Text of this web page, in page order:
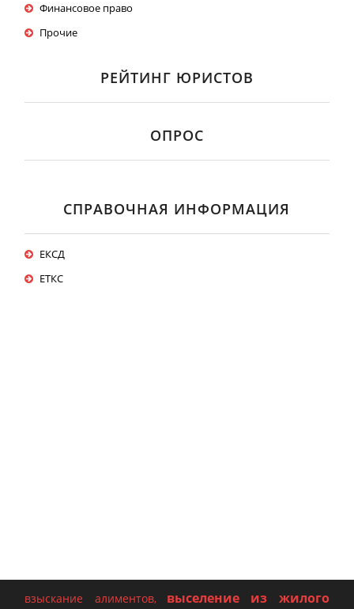
Финансовое право
Прочие
РЕЙТИНГ ЮРИСТОВ
ОПРОС
СПРАВОЧНАЯ ИНФОРМАЦИЯ
ЕКСД
ЕТКС
взыскание алиментов, выселение из жилого